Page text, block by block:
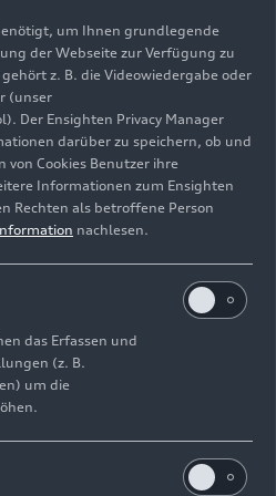
AUDI AG
honorarfrei
Hinweisgebersystem
um Ihnen grundlegende
der Webseite zur Verfügung zu
z. B. die Videowiedergabe oder
(unser
Der Ensighten Privacy Manager
darüber zu speichern, ob und
von Cookies Benutzer ihre
Informationen zum Ensighten
Rechten als betroffene Person
nachlesen.
das Erfassen und
(z. B.
um die